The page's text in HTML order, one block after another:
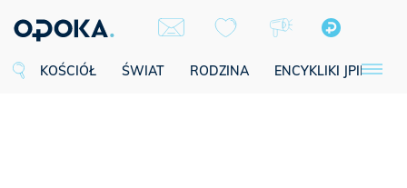
KOŚCIÓŁ ŚWIAT RODZINA ENCYKLIKI JPII